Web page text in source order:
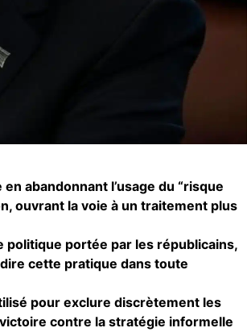
abandonnant l’usage du “risque
ouvrant la voie à un traitement plus
politique portée par les républicains,
cette pratique dans toute
pour exclure discrètement les
contre la stratégie informelle